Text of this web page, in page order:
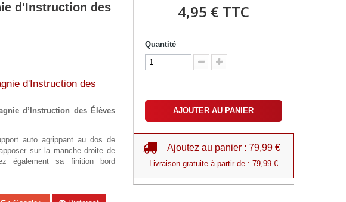
d'Instruction des
d'Instruction des
d’Instruction des Élèves
auto agrippant au dos de
sur la manche droite de
également sa finition bord
4,95 €TTC
Quantité
AJOUTER AU PANIER
Ajoutez au panier : 79,99 €
Livraison gratuite à partir de : 79,99 €